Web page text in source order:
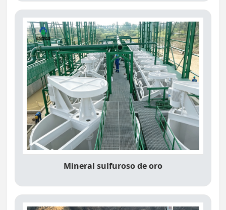
Mineral sulfuroso de oro